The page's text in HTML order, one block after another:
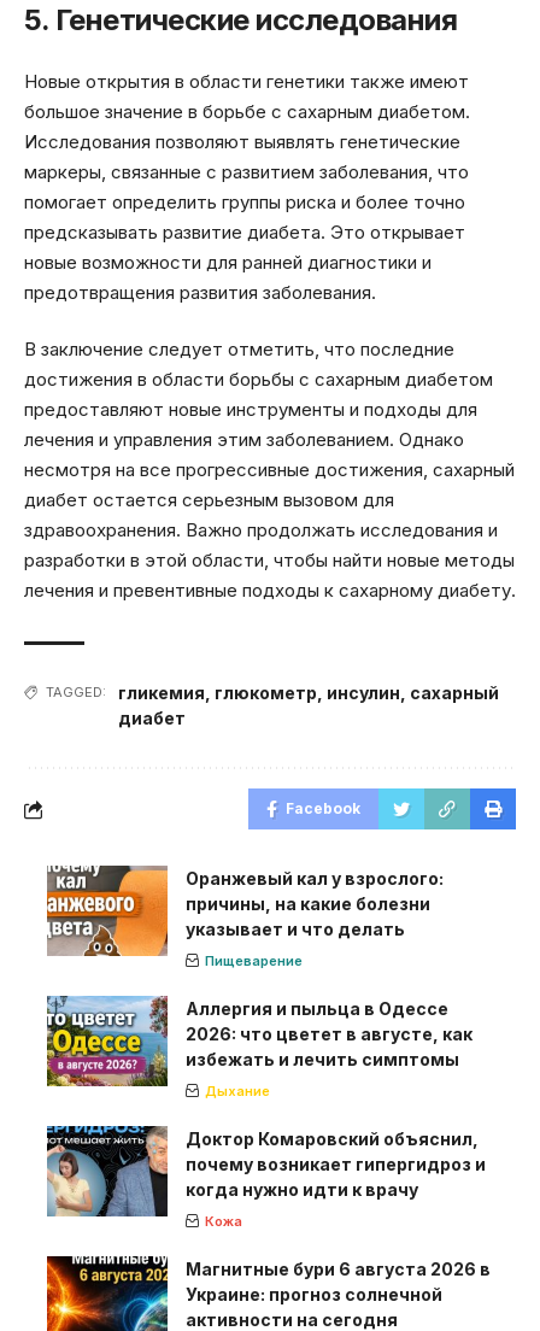
5. Генетические исследования
Новые открытия в области генетики также имеют
большое значение в борьбе с сахарным диабетом.
Исследования позволяют выявлять генетические
маркеры, связанные с развитием заболевания, что
помогает определить группы риска и более точно
предсказывать развитие диабета. Это открывает
новые возможности для ранней диагностики и
предотвращения развития заболевания.
В заключение следует отметить, что последние
достижения в области борьбы с сахарным диабетом
предоставляют новые инструменты и подходы для
лечения и управления этим заболеванием. Однако
несмотря на все прогрессивные достижения, сахарный
диабет остается серьезным вызовом для
здравоохранения. Важно продолжать исследования и
разработки в этой области, чтобы найти новые методы
лечения и превентивные подходы к сахарному диабету.
TAGGED: гликемия глюкометр инсулин сахарный
диабет
Facebook
Оранжевый кал у взрослого:
причины, на какие болезни
указывает и что делать
Пищеварение
Аллергия и пыльца в Одессе
2026: что цветет в августе, как
избежать и лечить симптомы
Дыхание
Доктор Комаровский объяснил,
почему возникает гипергидроз и
когда нужно идти к врачу
Кожа
Магнитные бури 6 августа 2026 в
Украине: прогноз солнечной
активности на сегодня